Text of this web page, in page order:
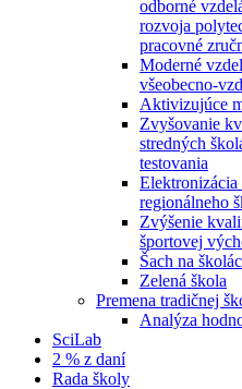
odborné
rozvoja
pracovné
Moderné
všeobecno-
Aktivizujúce
Zvyšovanie
stredných
testovania
Elektronizácia
regionálneho
Zvýšenie
športovej
Šach na
Zelená škola
Premena tradičnej
Analýza
SciLab
2 % z daní
Rada školy